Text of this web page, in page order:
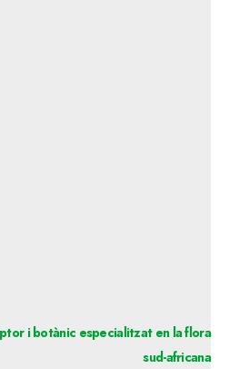
i botànic especialitzat en la flora
sud-africana